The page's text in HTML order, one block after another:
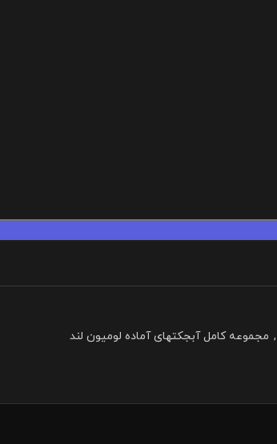
, مجموعه کامل آبجکتهای آماده لومیون لند